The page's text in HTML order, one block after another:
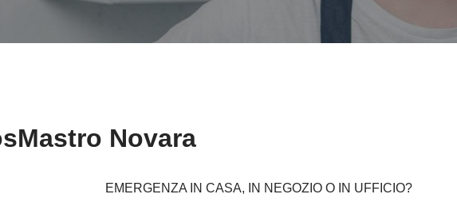
Novara
EMERGENZA IN CASA, IN NEGOZIO O IN UFFICIO?